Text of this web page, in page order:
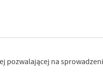
pozwalającej na